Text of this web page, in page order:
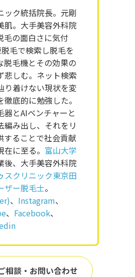
ック統括院長。元剛
肌。大手美容外科院
毛の面白さに気付
毛で検索し脱毛を
脱毛機とその効果の
悲しむ。ネット検索
り着けない現状を変
底的に勉強した。
器とAIベンチャーと
編み出し、それをリ
することで社会貢献
に至る。 富山大学
後、大手美容外科院
スクリニック東京田
ザー脱毛士。
、 Instagram、
、 Facebook、
相談・お問い合わせ